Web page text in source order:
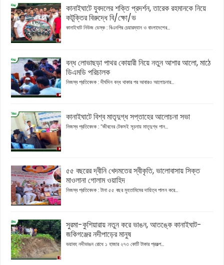
কানাইঘাটে যুবদলের শক্তি প্রদর্শন, তারেক রহমানকে নিয়ে
কটূক্তির বিরুদ্ধে বি/ক্ষো/ভ
কানাইঘাট নিউজ ডেস্ক : বিএনপির চেয়ারম্যান ও বাংলাদেশের...
বন্ধ লোভাছড়া পাথর কোয়ারী নিয়ে নতুন আশার আলো, মাঠে
ডিএমডি পরিচালক
নিজস্ব প্রতিবেদক : দীর্ঘদিন বন্ধ থাকার পর আবারও আলোচনার...
কানাইঘাটে বিশ্ব মাতৃদুগ্ধ সপ্তাহের আলোচনা সভা
নিজস্ব প্রতিবেদক : “জীবনের টেকসই সূচনায় মাতৃদুগ্ধ পান...
৫৫ বছরের দ্বীনি খেদমতের স্বীকৃতি, ভালোবাসায় সিক্ত
মাওলানা গোলাম ওয়াহিদ
নিজস্ব প্রতিবেদক : টানা ৫৫ বছর মুহতামিমের দায়িত্ব পালন করে...
সুরমা-কুশিয়ারায় নতুন করে ভাঙন, আতঙ্কে কানাইঘাট-
জকিগঞ্জের নদীপাড়ের মানুষ
ভয়াবহ নদীভাঙন রোধে ১ হাজার ২৭৩ কোটি টাকার প্রকল্প...